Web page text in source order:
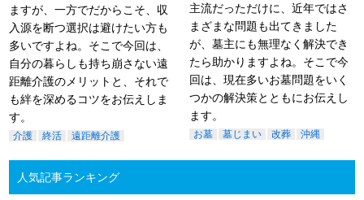
ますが、一方でだからこそ、収
入源を断つ選択は避けたい方も
多いですよね。そこで今回は、
自分の暮らしも持ち崩さない遠
距離介護のメリットと、それで
も絆を深めるコツをお伝えしま
す。
介護 終活 遠距離介護
主流だっただけに、近年ではさ
まざまな問題も出てきました
が、墓主にも無理なく解決でき
たら助かりますよね。そこで今
回は、現在多いお墓問題をいく
つかの解決策とともにお伝えし
ます。
お墓 墓じまい 改葬 沖縄
人気記事ランキング